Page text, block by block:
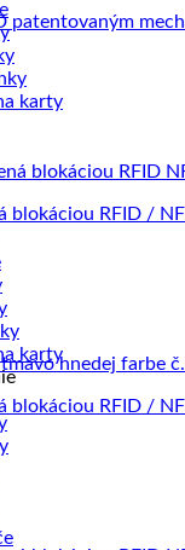
karty
karty
patentovaným
blokáciou RFID /
blokáciou RFID /